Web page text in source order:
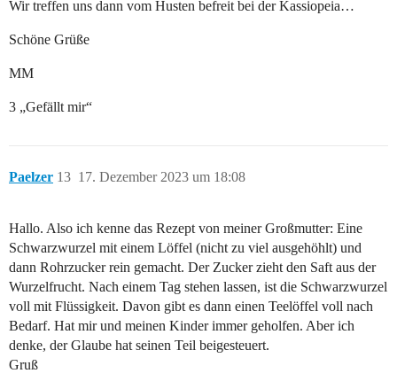
Wir treffen uns dann vom Husten befreit bei der Kassiopeia…
Schöne Grüße
MM
3 „Gefällt mir“
Paelzer 17. Dezember 2023 um 18:08
13
Hallo. Also ich kenne das Rezept von meiner Großmutter: Eine
Schwarzwurzel mit einem Löffel (nicht zu viel ausgehöhlt) und
dann Rohrzucker rein gemacht. Der Zucker zieht den Saft aus der
Wurzelfrucht. Nach einem Tag stehen lassen, ist die Schwarzwurzel
voll mit Flüssigkeit. Davon gibt es dann einen Teelöffel voll nach
Bedarf. Hat mir und meinen Kinder immer geholfen. Aber ich
denke, der Glaube hat seinen Teil beigesteuert.
Gruß